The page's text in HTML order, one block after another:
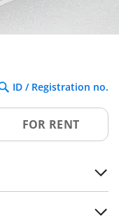
ID / Registration no.
FOR RENT